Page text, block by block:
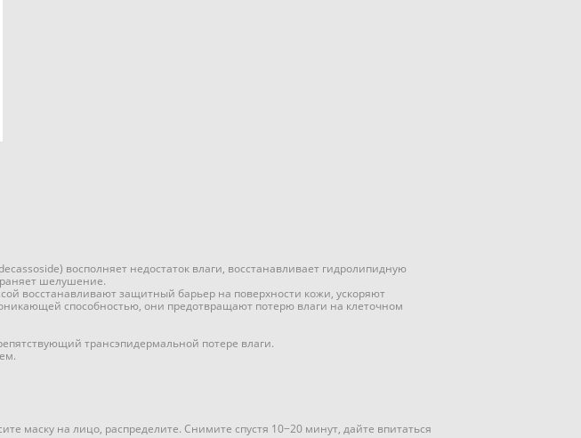
восполняет недостаток влаги, восстанавливает гидролипидную
шелушение.
восстанавливают защитный барьер на поверхности кожи, ускоряют
способностью, они предотвращают потерю влаги на клеточном
трансэпидермальной потере влаги.
маску на лицо, распределите. Снимите спустя 10−20 минут, дайте впитаться